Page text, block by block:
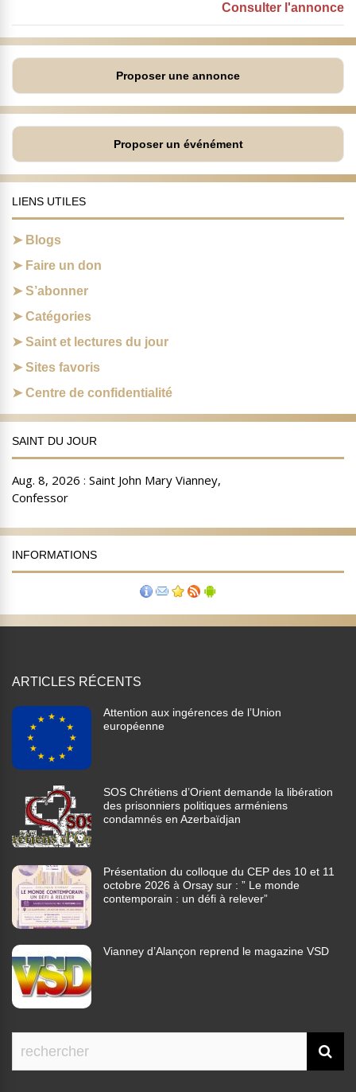
Consulter l'annonce
Proposer une annonce
Proposer un événément
LIENS UTILES
Blogs
Faire un don
S’abonner
Catégories
Saint et lectures du jour
Sites favoris
Centre de confidentialité
SAINT DU JOUR
INFORMATIONS
ARTICLES RÉCENTS
Attention aux ingérences de l’Union
européenne
SOS Chrétiens d’Orient demande la libération
des prisonniers politiques arméniens
condamnés en Azerbaïdjan
Présentation du colloque du CEP des 10 et 11
octobre 2026 à Orsay sur : ” Le monde
contemporain : un défi à relever”
Vianney d’Alançon reprend le magazine VSD